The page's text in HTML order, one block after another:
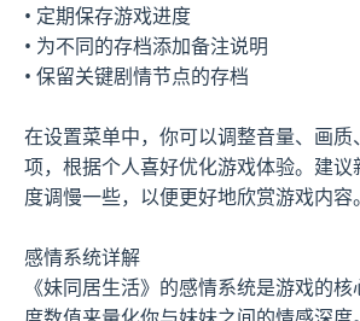
• 定期保存游戏进度
• 为不同的存档添加备注说明
• 保留关键剧情节点的存档
在设置菜单中，你可以调整音量、画
项，根据个人喜好优化游戏体验。建
度调慢一些，以便更好地欣赏游戏内容。
感情系统详解
《妹同居生活》的感情系统是游戏的